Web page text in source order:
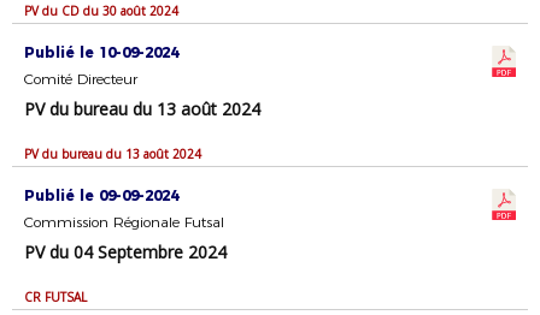
PV du CD du 30 août 2024
Publié le 10-09-2024
Comité Directeur
PV du bureau du 13 août 2024
PV du bureau du 13 août 2024
Publié le 09-09-2024
Commission Régionale Futsal
PV du 04 Septembre 2024
CR FUTSAL